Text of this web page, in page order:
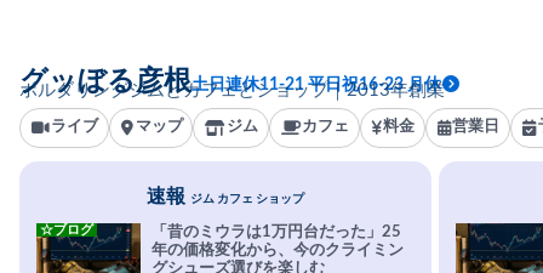
ボルダリングジムとカフェとショップ｜2013年創業
グッぼる彦根土日連休11-21 平日祝16-23 月休
ライブ マップ ジム カフェ 料金 営業日
速報 ジム カフェ ショップ
「昔のミウラは1万円台だった」25
年の価格変化から、今のクライミン
グシューズ選びを楽しむ
☆ブログ